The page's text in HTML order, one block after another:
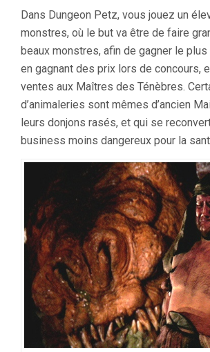
Dans Dungeon Petz, vous jouez un
monstres, où le but va être de faire
beaux monstres, afin de gagner le
en gagnant des prix lors de concours,
ventes aux Maîtres des Ténèbres.
d’animaleries sont mêmes d’ancien
leurs donjons rasés, et qui se
business moins dangereux pour la